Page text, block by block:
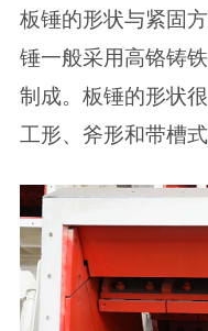
板锤的形状与紧固
锤一般采用高铬铸
制成。板锤的形状
工形、斧形和带槽